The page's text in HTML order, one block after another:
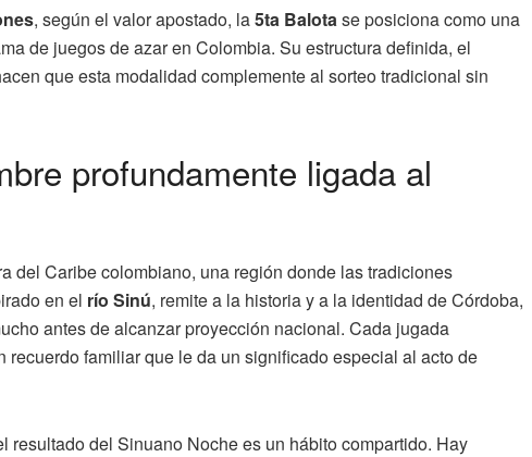
, según el valor apostado, la5ta Balotase posiciona como una
de juegos de azar en Colombia. Su estructura definida, el
que esta modalidad complemente al sorteo tradicional sin
profundamente ligada al
del Caribe colombiano, una región donde las tradiciones
en el río Sinú, remite a la historia y a la identidad de Córdoba,
antes de alcanzar proyección nacional. Cada jugada
familiar que le da un significado especial al acto de
del Sinuano Noche es un hábito compartido. Hay